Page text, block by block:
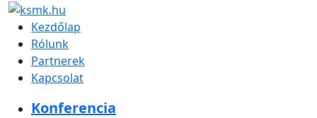
Kezdőlap
Rólunk
Partnerek
Kapcsolat
Konferencia